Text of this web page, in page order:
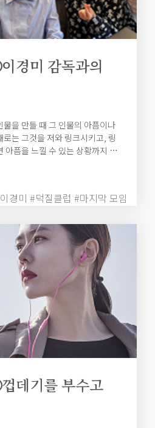
경미 감독과의
을 만들 때 그 인물의 아픔이나
는 그것을 저와 링크시키고, 링
아픔을 느낄 수 있는 상황까지 다
이 누군가에게는 위로나 쾌감
.
경미 #덕질클럽 #마지막 모임
데기를 부수고